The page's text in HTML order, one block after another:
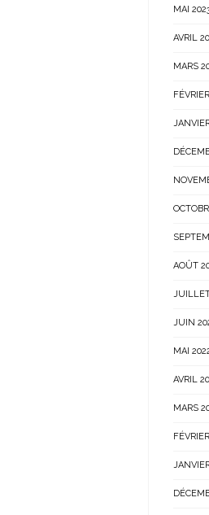
MAI
AVRIL
MARS
AOÛT
JUIN
MAI
AVRIL
MARS